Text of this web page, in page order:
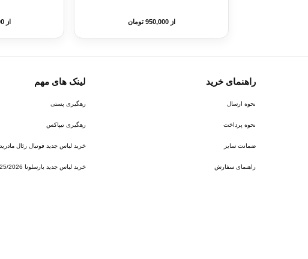
از 950,000 تومان از 950,000 تومان
راهنمای خرید
نحوه ارسال
نحوه پرداخت
ضمانت سایز
راهنمای سفارش
لینک های مهم
رهگیری پستی
رهگیری تیپاکس
خرید لباس جدید فوتبال رئال مادرید 2025/2026
خرید لباس جدید بارسلونا 2025/2026